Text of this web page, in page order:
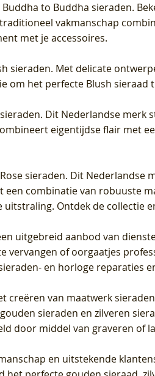
to Buddha sieraden.
vakmanschap
met je accessoires.
sieraden. Met delicate
om het perfecte Blush sieraad
Dit Nederlandse
eigentijdse flair met
sieraden. Dit Nederlandse
combinatie van robuuste
Ontdek de collectie
uitgebreid aanbod van
of oorgaatjes
en horloge reparaties
creëren van maatwerk
sieraden en zilveren
door middel van graveren of
en uitstekende